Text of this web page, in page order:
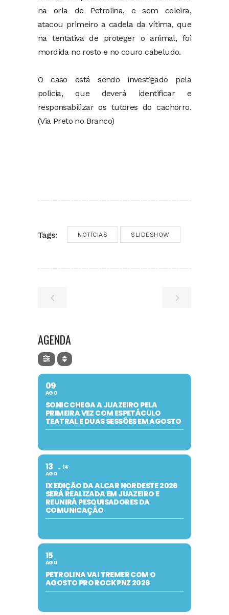
na orla de Petrolina, e sem coleira,
atacou primeiro a cadela da vítima, que
na tentativa de proteger o animal, foi
mordida no rosto e no couro cabeludo.
O caso está sendo investigado pela
policia, que deverá identificar e
responsabilizar os tutores do cachorro.
(Via Preto no Branco)
Tags: NOTÍCIAS SLIDESHOW
AGENDA
09
AGO
SONIC CHEGA A JUAZEIRO PELA
PRIMEIRA VEZ COM ESPETÁCULO
TEATRAL E DUAS SESSÕES EM AGOSTO
13
AGO
14
IX EDIÇÃO DA ALCAR NORDESTE 2026
SERÁ REALIZADA EM JUAZEIRO E
REUNIRÁ PESQUISADORES DA
COMUNICAÇÃO
15
AGO
PETROLINA VAI TREMER COM O
AGOSTO PRO ROCK PNZ 2026